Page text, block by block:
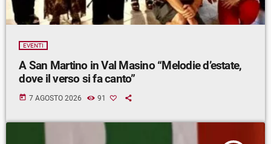
EVENTI
A San Martino in Val Masino “Melodie d’estate,
dove il verso si fa canto”
today 7 AGOSTO 2026 91